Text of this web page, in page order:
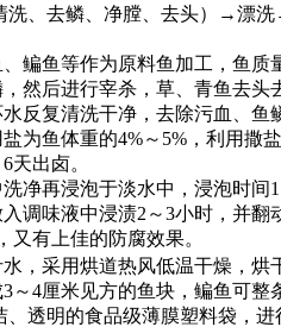
洗、去鳞、净膛、去头） →漂洗
鳊鱼等作为原料鱼加工，鱼
然后进行宰杀，草、青鱼去
反复清洗干净，去除污血、鱼
为鱼体重的4%～ 5% ，利用撒
6天出卤。
净再浸泡于淡水中，浸泡时间1
调味液中浸渍2 ～3小时，并翻
有上佳的防腐效果。
，采用烘道热风低温干燥，烘
3～4厘米见方的鱼块，鳊鱼可整
透明的食品级薄膜塑料袋，